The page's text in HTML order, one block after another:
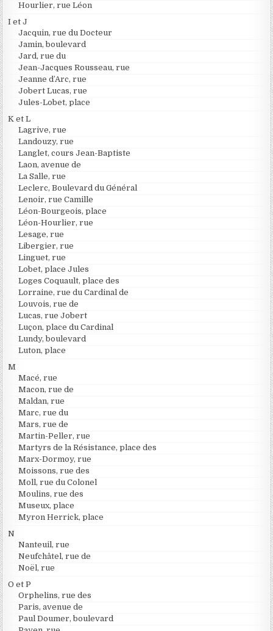
Hourlier, rue Léon
I et J
Jacquin, rue du Docteur
Jamin, boulevard
Jard, rue du
Jean-Jacques Rousseau, rue
Jeanne d’Arc, rue
Jobert Lucas, rue
Jules-Lobet, place
K et L
Lagrive, rue
Landouzy, rue
Langlet, cours Jean-Baptiste
Laon, avenue de
La Salle, rue
Leclerc, Boulevard du Général
Lenoir, rue Camille
Léon-Bourgeois, place
Léon-Hourlier, rue
Lesage, rue
Libergier, rue
Linguet, rue
Lobet, place Jules
Loges Coquault, place des
Lorraine, rue du Cardinal de
Louvois, rue de
Lucas, rue Jobert
Luçon, place du Cardinal
Lundy, boulevard
Luton, place
M
Macé, rue
Macon, rue de
Maldan, rue
Marc, rue du
Mars, rue de
Martin-Peller, rue
Martyrs de la Résistance, place des
Marx-Dormoy, rue
Moissons, rue des
Moll, rue du Colonel
Moulins, rue des
Museux, place
Myron Herrick, place
N
Nanteuil, rue
Neufchâtel, rue de
Noël, rue
O et P
Orphelins, rue des
Paris, avenue de
Paul Doumer, boulevard